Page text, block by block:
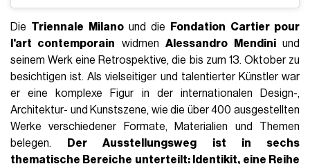
Die Triennale Milanound die
Fondation Cartier pour
l'art contemporain widmenAlessandro Mendiniund
seinem Werk eine Retrospektive, die bis zum 13. Oktober zu
besichtigen ist. Als vielseitiger und talentierter Künstler war
er eine komplexe Figur in der internationalen Design-,
Architektur- und Kunstszene, wie die über 400 ausgestellten
Werke verschiedener Formate, Materialien und Themen
belegen.
Der Ausstellungsweg ist in sechs
thematische Bereiche unterteilt: Identikit, eine Reihe